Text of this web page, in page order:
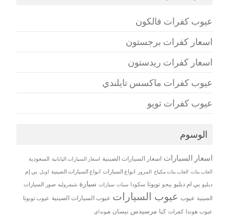
عيوب كفرات فالكون
اسعار كفرات برجستون
اسعار كفرات ريدستون
عيوب كفرات ماكسس تايلندي
عيوب كفرات تويو
الوسوم
اسعار السيارات اسعار السيارات الصينية اسعار السيارات اليابانية السعودية
العاب بنات العاب بنات مكياج المرور انواع السيارات انواع السيارات الصينية اوبل بي إم
دبليو بي ام دبليو بيجو تويوتا سكودا سيات سيارات سيارة شيفروليه صور السيارات
الصينية عيوب عيوب السيارات عيوب السيارات الصينية عيوب تويوتا
عيوب هوندا كفرات كيا مرسيدس نيسان هيونداي